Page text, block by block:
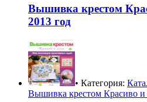
Вышивка крестом
2013 год
• Категория:
Вышивка крестом Красиво и